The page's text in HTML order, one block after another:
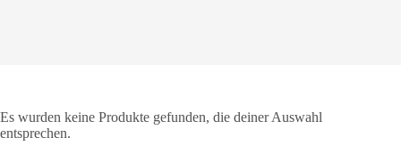
Es wurden keine Produkte gefunden, die deiner Auswahl
entsprechen.